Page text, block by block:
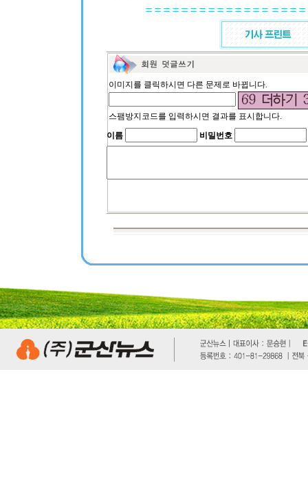
이미지를 클릭하시면 다른 문제로 바뀝니다.
스팸방지코드를 입력하시면 결과를 표시합니다.
이름
비밀번호